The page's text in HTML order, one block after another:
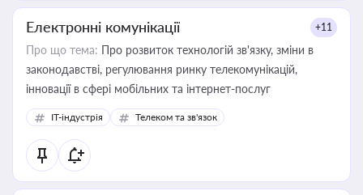
Електронні комунікації +11
Про що тема: Про розвиток технологій зв'язку, зміни в
законодавстві, регулювання ринку телекомунікацій,
інновації в сфері мобільних та інтернет-послуг
IT-індустрія Телеком та зв'язок